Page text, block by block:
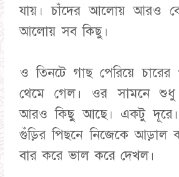
যায়। চাঁদের আলোয় আরও
আলোয় সব কিছু।
ও তিনটে গাছ পেরিয়ে
থেমে গেল। ওর সামনে
আরও কিছু আছে। একটু
গুঁড়ির পিছনে নিজেকে আড়াল
বার করে ভাল করে দেখল।